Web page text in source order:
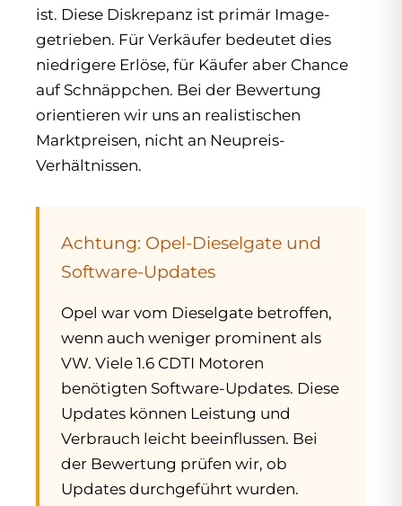
ist. Diese Diskrepanz ist primär Image-
getrieben. Für Verkäufer bedeutet dies
niedrigere Erlöse, für Käufer aber Chance
auf Schnäppchen. Bei der Bewertung
orientieren wir uns an realistischen
Marktpreisen, nicht an Neupreis-
Verhältnissen.
Achtung: Opel-Dieselgate und
Software-Updates
Opel war vom Dieselgate betroffen,
wenn auch weniger prominent als
VW. Viele 1.6 CDTI Motoren
benötigten Software-Updates. Diese
Updates können Leistung und
Verbrauch leicht beeinflussen. Bei
der Bewertung prüfen wir, ob
Updates durchgeführt wurden.